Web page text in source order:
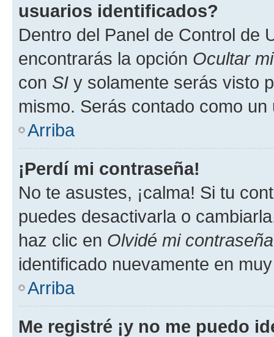
usuarios identificados?
Dentro del Panel de Control de
encontrarás la opción Ocultar
con SI y solamente serás visto
mismo. Serás contado como un
Arriba
¡Perdí mi contraseña!
No te asustes, ¡calma! Si tu
puedes desactivarla o
haz clic en Olvidé mi contraseña
identificado nuevamente en
Arriba
Me registré ¡y no me puedo